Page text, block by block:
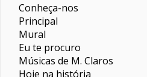
Conheça-nos
Principal
Mural
Eu te procuro
Músicas de M. Claros
Hoje na história